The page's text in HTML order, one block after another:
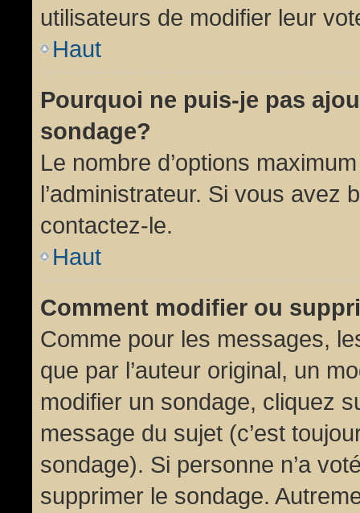
utilisateurs de modifier leur
Haut
Pourquoi ne puis-je pas
sondage?
Le nombre d’options
l’administrateur. Si vous avez
contactez-le.
Haut
Comment modifier ou
Comme pour les messages,
que par l’auteur original, un
modifier un sondage, cliquez
message du sujet (c’est
sondage). Si personne n’a
supprimer le sondage.